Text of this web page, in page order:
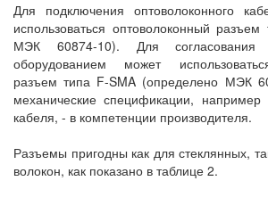
Для подключения оптоволоконного
использоваться оптоволоконный
МЭК 60874-10). Для
оборудованием может
разъем типа F-SMA (определено МЭК
механические спецификации,
кабеля, - в компетенции производителя.
Разъемы пригодны как для стеклянных,
волокон, как показано в таблице 2.